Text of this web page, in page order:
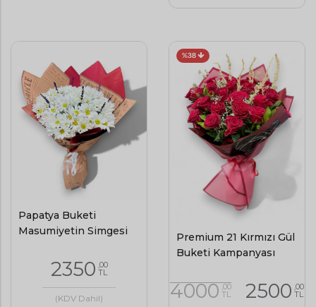
Papatya Buketi
Masumiyetin Simgesi
2350 ,00
TL
(KDV Dahil)
%38
Premium 21 Kırmızı Gül
Buketi Kampanyası
4000 ,00
TL 2500 ,00
TL